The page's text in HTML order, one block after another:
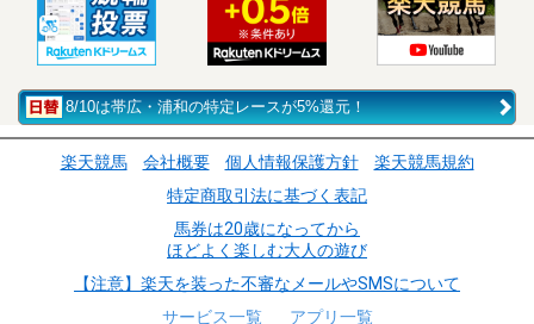
8/10は帯広・浦和の特定レースが5%還元！
楽天競馬 会社概要 個人情報保護方針
楽天競馬規約
特定商取引法に基づく表記
馬券は20歳になってから
ほどよく楽しむ大人の遊び
【注意】楽天を装った不審なメールやSMSについて
サービス一覧
アプリ一覧